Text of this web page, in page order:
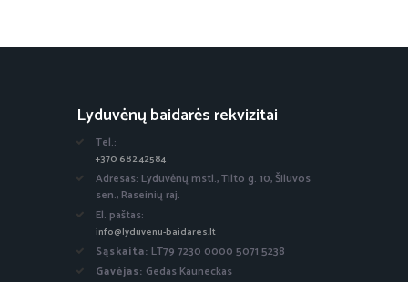
Lyduvėnų baidarės rekvizitai
Tel.:
+370 682 42584
Adresas: Lyduvėnų mstl., Tilto g. 10, Šiluvos
sen., Raseinių raj.
El. paštas:
info@lyduvenu-baidares.lt
Sąskaita: LT79 7230 0000 5071 5238
Gavėjas: Gedas Kauneckas